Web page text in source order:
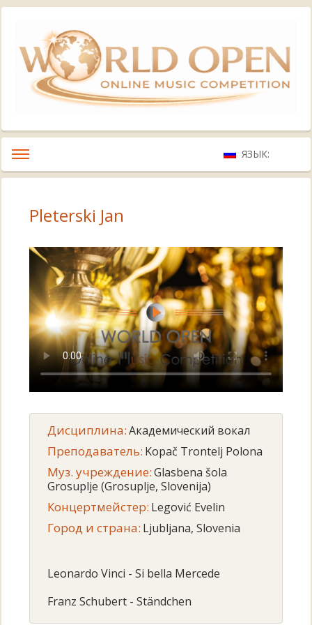
ЯЗЫК:
Pleterski Jan
Дисциплина:Академический вокал
Преподаватель: Kopač Trontelj Polona
Муз. учреждение:Glasbena šola
Grosuplje (Grosuplje, Sloveniјa)
Концертмейстер: Legović Evelin
Город и страна: Ljubljana, Slovenia
Leonardo Vinci - Si bella Mercede
Franz Schubert - Ständchen